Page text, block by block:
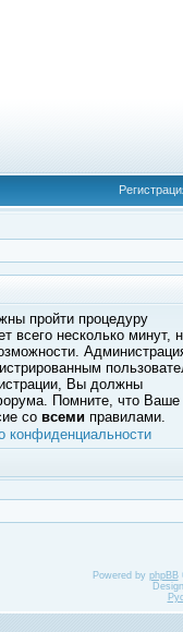
пройти процедуру
всего несколько минут,
Вы должны
Помните, что Ваше
со всеми правилами.
конфиденциальности
Powered by phpBB